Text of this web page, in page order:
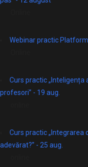
Webinar practic
Curs practic
profesori” - 19 aug.
Curs practic „Integrarea
adevărat?” - 25 aug.